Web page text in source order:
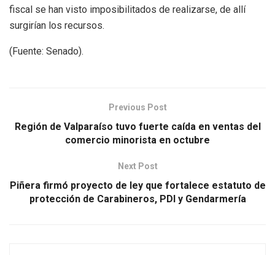
fiscal se han visto imposibilitados de realizarse, de allí
surgirían los recursos.
(Fuente: Senado).
Previous Post
Región de Valparaíso tuvo fuerte caída en ventas del
comercio minorista en octubre
Next Post
Piñera firmó proyecto de ley que fortalece estatuto de
protección de Carabineros, PDI y Gendarmería